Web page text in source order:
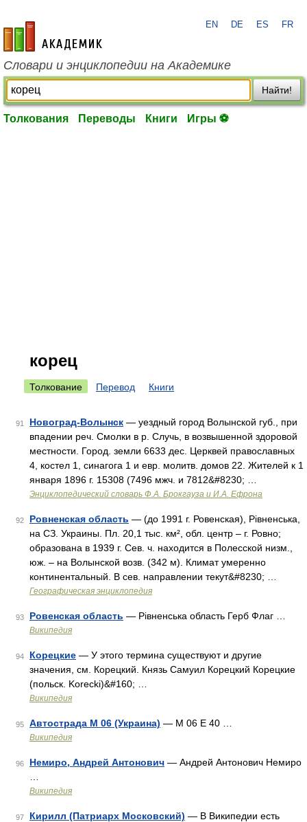
academic.ru
EN DE ES FR
Словари и энциклопедии на Академике
Найти!
Толкования Переводы Книги Игры ⚽
корец
Толкование Перевод Книги
91 Новоград-Волынск — уездный город Волынской губ., при
впадении реч. Смолки в р. Случь, в возвышенной здоровой
местности. Город. земли 6633 дес. Церквей православных
4, костел 1, синагога 1 и евр. молитв. домов 22. Жителей к 1
января 1896 г. 15308 (7496 мжч. и 7812&#8230; …
Энциклопедический словарь Ф.А. Брокгауза и И.А. Ефрона
92 Ровненская область — (до 1991 г. Ровенская), Рівненська,
на СЗ. Украины. Пл. 20,1 тыс. км², обл. центр – г. Ровно;
образована в 1939 г. Сев. ч. находится в Полесской низм.,
юж. – на Волынской возв. (342 м). Климат умеренно
континентальный. В сев. направлении текут&#8230; …
Географическая энциклопедия
93 Ровенская область — Рівненська область Герб Флаг …
Википедия
94 Корецкие — У этого термина существуют и другие
значения, см. Корецкий. Князь Самуил Корецкий Корецкие
(польск. Korecki)&#160; …
Википедия
95 Автострада M 06 (Украина) — М 06 E 40 …
Википедия
96 Немиро, Андрей Антонович — Андрей Антонович Немиро
Википедия
97 Кирилл (Патриарх Московский) — В Википедии есть